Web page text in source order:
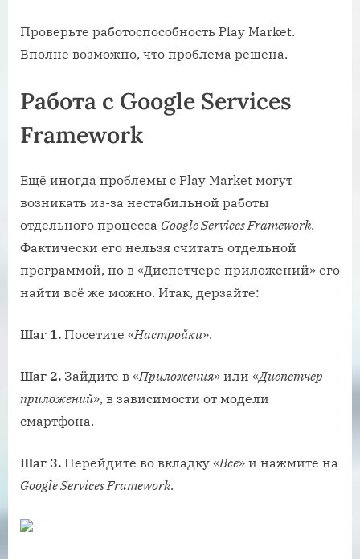
Проверьте работоспособность Play Market.
Вполне возможно, что проблема решена.
Работа с Google Services
Framework
Ещё иногда проблемы с Play Market могут
возникать из-за нестабильной работы
отдельного процесса Google Services Framework.
Фактически его нельзя считать отдельной
программой, но в «Диспетчере приложений» его
найти всё же можно. Итак, дерзайте:
Шаг 1. Посетите «Настройки».
Шаг 2. Зайдите в «Приложения» или «Диспетчер
приложений», в зависимости от модели
смартфона.
Шаг 3. Перейдите во вкладку «Все» и нажмите на
Google Services Framework.